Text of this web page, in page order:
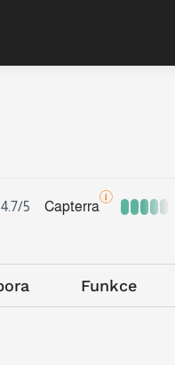
4.7/5 Capterra
Funkce